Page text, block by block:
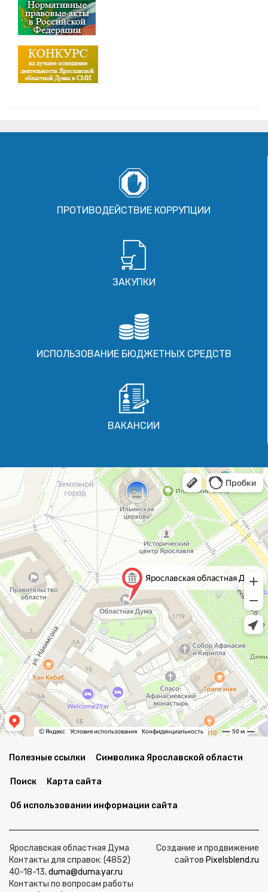
ПРОТИВОДЕЙСТВИЕ КОРРУПЦИИ
ЗАКУПКИ
ИСПОЛЬЗОВАНИЕ БЮДЖЕТНЫХ СРЕДСТВ
ВАКАНСИИ
Полезные ссылки Символика Ярославской области
Поиск Карта сайта
Об использовании информации сайта
Ярославская областная Дума
Контакты для справок: (4852)
40-18-13,duma@duma.yar.ru
Контакты по вопросам работы
Создание и продвижение
сайтов Pixelsblend.ru